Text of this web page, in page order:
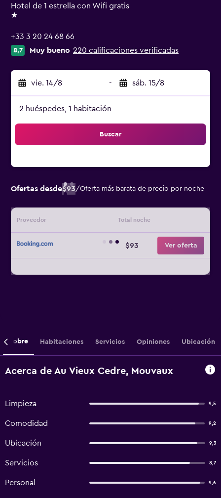
Hotel de 1 estrella con Wifi gratis
1 estrella
+33 3 20 24 68 66
8,7 Muy bueno 220 calificaciones verificadas
vie. 14/8 - sáb. 15/8
2 huéspedes, 1 habitación
Buscar
Ofertas desde$93/Oferta más barata de precio por noche
Proveedor Total noche
$93 Ver oferta
Sobre Habitaciones Servicios Opiniones Ubicación
Acerca de Au Vieux Cedre, Mouvaux
Limpieza 9,5
Comodidad 9,2
Ubicación 9,3
Servicios 8,7
Personal 9,6